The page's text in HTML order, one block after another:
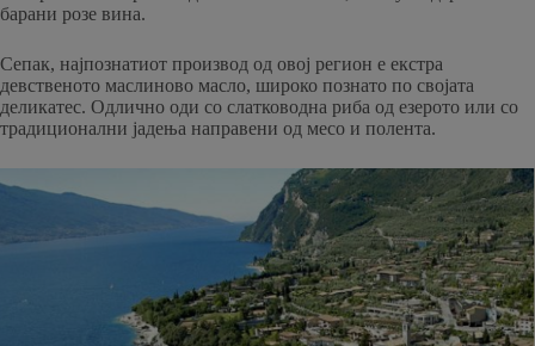
барани розе вина.
Сепак, најпознатиот производ од овој регион е екстра
девственото маслиново масло, широко познато по својата
деликатес. Одлично оди со слатководна риба од езерото или со
традиционални јадења направени од месо и полента.